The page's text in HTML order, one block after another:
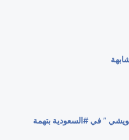
” في #السعودية بتهمة